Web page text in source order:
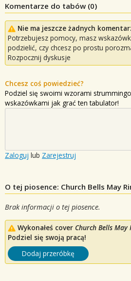
Komentarze do tabów (0)
Nie ma jeszcze żadnych
Potrzebujesz pomocy, masz
podzielić, czy chcesz po prostu
Rozpocznij dyskusje
Chcesz coś powiedzieć?
Podziel się swoimi wzorami
wskazówkami jak grać ten tabulator!
Zaloguj lub Zarejestruj
O tej piosence: Church Bells May
Brak informacji o tej piosence.
Wykonałeś cover Church Bells May
Podziel się swoją pracą!
Dodaj przeróbkę